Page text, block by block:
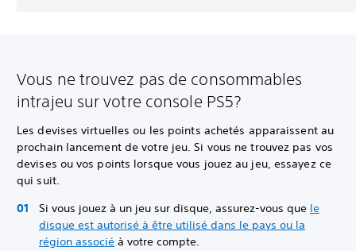
Vous ne trouvez pas de consommables
intrajeu sur votre console PS5?
Les devises virtuelles ou les points achetés apparaissent au
prochain lancement de votre jeu. Si vous ne trouvez pas vos
devises ou vos points lorsque vous jouez au jeu, essayez ce
qui suit.
Si vous jouez à un jeu sur disque, assurez-vous que le
disque est autorisé à être utilisé dans le pays ou la
région associé à votre compte.